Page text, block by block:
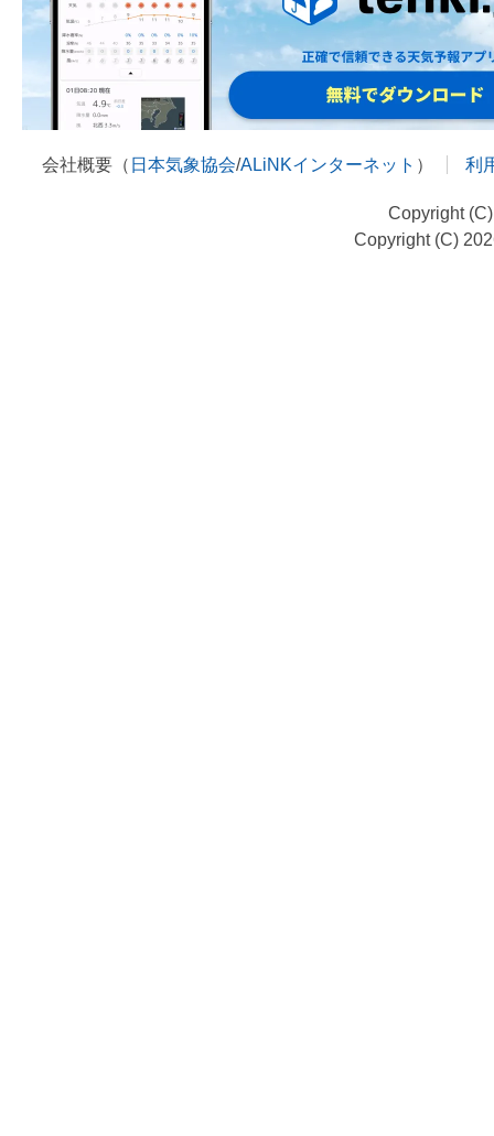
会社概要（ 日本気象協会/ALiNKインターネット ） 利
Copyright
Copyright (C)